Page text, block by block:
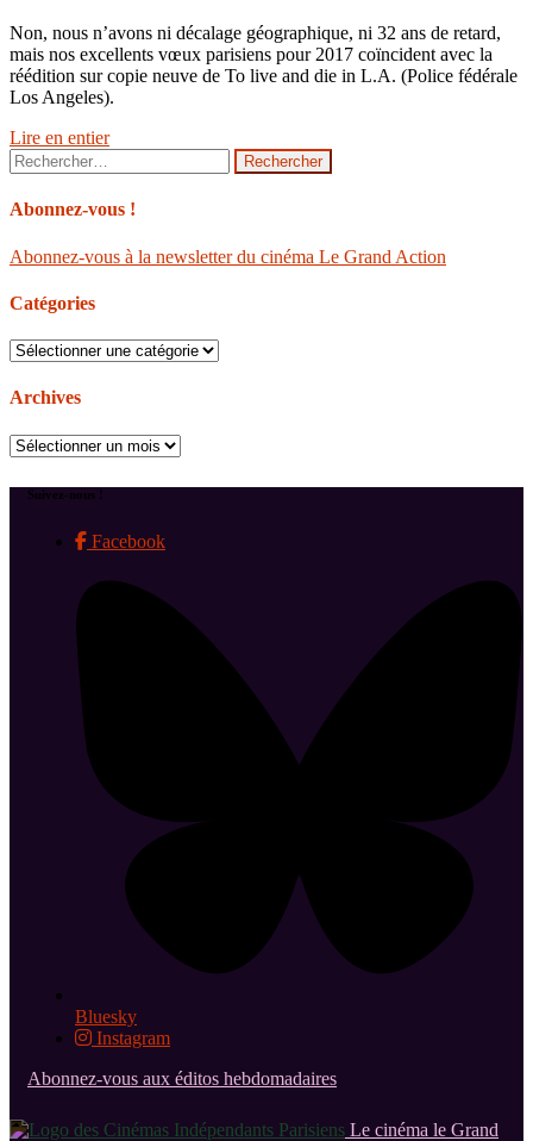
Non, nous n’avons ni décalage géographique, ni 32 ans de retard,
mais nos excellents vœux parisiens pour 2017 coïncident avec la
réédition sur copie neuve de To live and die in L.A. (Police fédérale
Los Angeles).
Lire en entier
Rechercher :
Abonnez-vous !
Abonnez-vous à la newsletter du cinéma Le Grand Action
Catégories
Catégories
Archives
Archives
Suivez-nous !
Facebook
Bluesky
Instagram
Abonnez-vous aux éditos hebdomadaires
Le cinéma le Grand